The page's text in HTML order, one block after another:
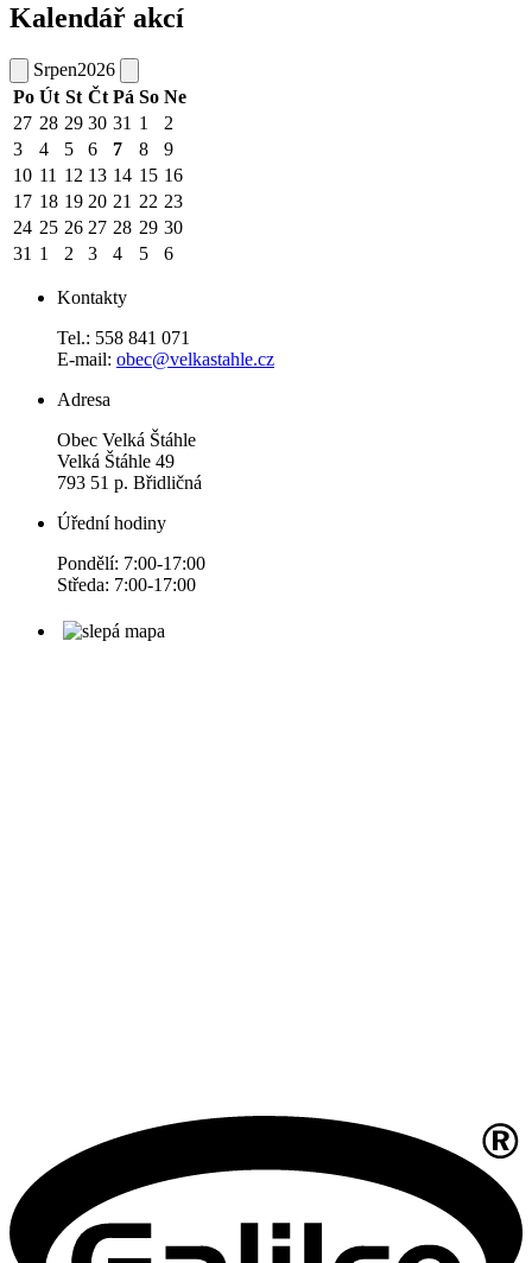
Kalendář akcí
Srpen2026
Po Út St Čt Pá So Ne
27 28 29 30 31 1
2
3
4 5 6 7 8
9
10 11 12 13 14 15 16
17 18 19 20 21 22 23
24 25 26 27 28 29 30
31 1 2 3 4 5 6
Kontakty
Tel.: 558 841 071
E-mail: obec@velkastahle.cz
Adresa
Obec Velká Štáhle
Velká Štáhle 49
793 51 p. Břidličná
Úřední hodiny
Pondělí: 7:00-17:00
Středa: 7:00-17:00